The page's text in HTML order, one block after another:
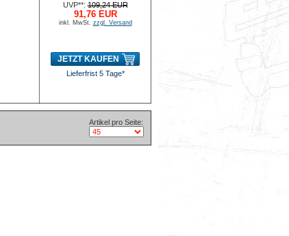
UVP**:109,24 EUR
91,76 EUR
inkl. MwSt. zzgl. Versand
JETZT KAUFEN
Lieferfrist 5 Tage*
Artikel pro Seite: